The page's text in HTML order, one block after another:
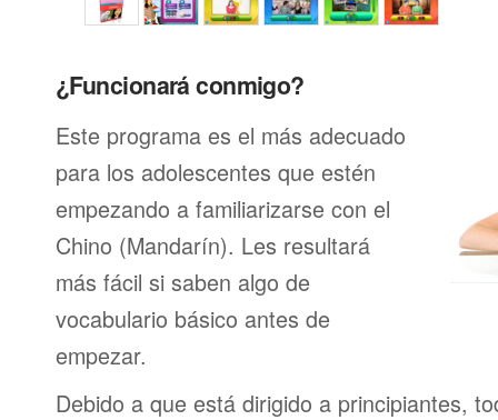
¿Funcionará conmigo?
Este programa es el más adecuado
para los adolescentes que estén
empezando a familiarizarse con el
Chino (Mandarín). Les resultará
más fácil si saben algo de
vocabulario básico antes de
empezar.
Debido a que está dirigido a principiantes,